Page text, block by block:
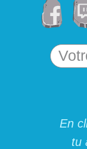
En
tu